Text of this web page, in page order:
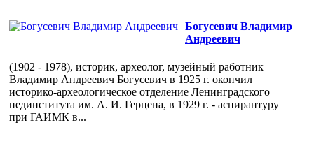
Богусевич Владимир
Андреевич
(1902 - 1978), историк, археолог, музейный работник
Владимир Андреевич Богусевич в 1925 г. окончил
историко-археологическое отделение Ленинградского
пединститута им. А. И. Герцена, в 1929 г. - аспирантуру
при ГАИМК в...